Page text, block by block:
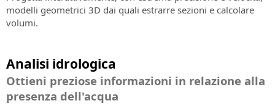
modelli geometrici 3D dai quali estrarre sezioni e calcolare
volumi.
Analisi idrologica
Ottieni preziose informazioni in relazione alla
presenza dell'acqua